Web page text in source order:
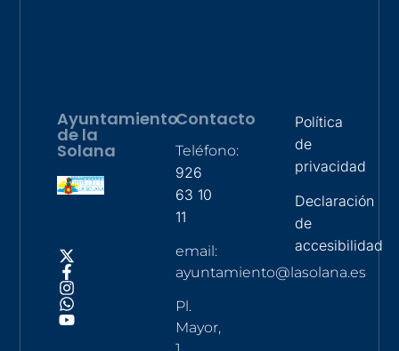
Ayuntamiento
de la
Solana
Contacto
Teléfono:
926
63 10
11
email:
ayuntamiento@lasolana.es
Pl.
Mayor,
Política
de
privacidad
Declaración
de
accesibilidad